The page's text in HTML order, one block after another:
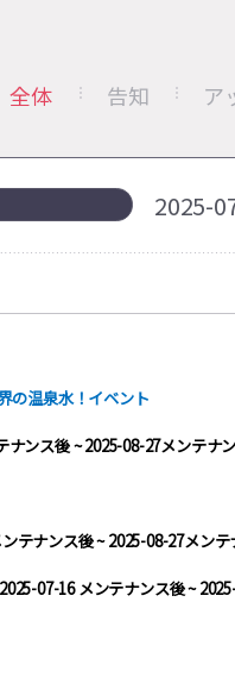
全体 告知 ア
2025-
の温泉水！イベント
ンス後 ~ 2025-08-27メンテナ
テナンス後 ~ 2025-08-27メン
07-16 メンテナンス後 ~